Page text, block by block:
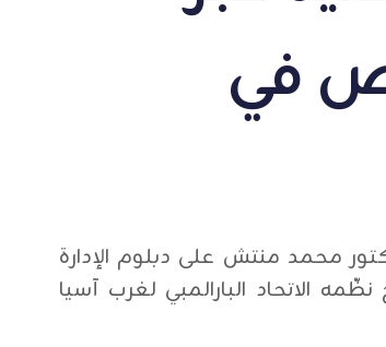
في
محمد منتش على دبلوم الإدارة
الاتحاد البارالمبي لغرب آسيا